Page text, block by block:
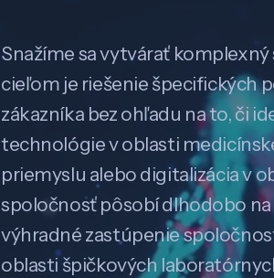
Snažíme sa vytvárať
cieľom je riešenie špecifických
zákazníka bez ohľadu na to, či
technológie v oblasti
priemyslu alebo digitalizácia v
spoločnosť pôsobí dlhodobo
výhradné zastúpenie
oblasti špičkových